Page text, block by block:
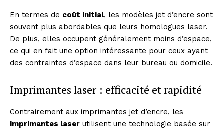
En termes de coût initial, les modèles jet d’encre sont
souvent plus abordables que leurs homologues laser.
De plus, elles occupent généralement moins d’espace,
ce qui en fait une option intéressante pour ceux ayant
des contraintes d’espace dans leur bureau ou domicile.
Imprimantes laser : efficacité et rapidité
Contrairement aux imprimantes jet d’encre, les
imprimantes laser utilisent une technologie basée sur